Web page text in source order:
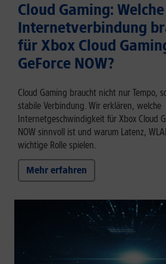
Cloud Gaming: Welche
Internetverbindung
für Xbox Cloud
GeForce NOW?
Cloud Gaming braucht nicht nur Tempo,
stabile Verbindung. Wir erklären, welche
Internetgeschwindigkeit für Xbox Cloud
NOW sinnvoll ist und warum Latenz,
wichtige Rolle spielen.
Mehr erfahren